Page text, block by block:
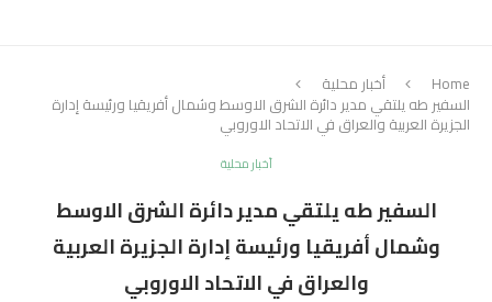
Home أخبار محلية
السفير طه يلتقي مدير دائرة الشرق الاوسط وشمال أفريقيا ورئيسة إدارة
الجزيرة العربية والعراق في الاتحاد الاوروبي
أخبار محلية
السفير طه يلتقي مدير دائرة الشرق الاوسط
وشمال أفريقيا ورئيسة إدارة الجزيرة العربية
والعراق في الاتحاد الاوروبي